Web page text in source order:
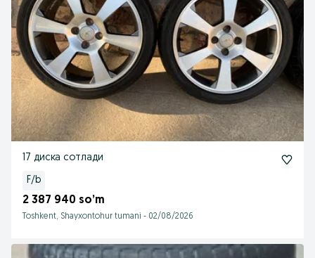
17 диска сотлади
F/b
2 387 940 so’m
Toshkent, Shayxontohur tumani - 02/08/2026